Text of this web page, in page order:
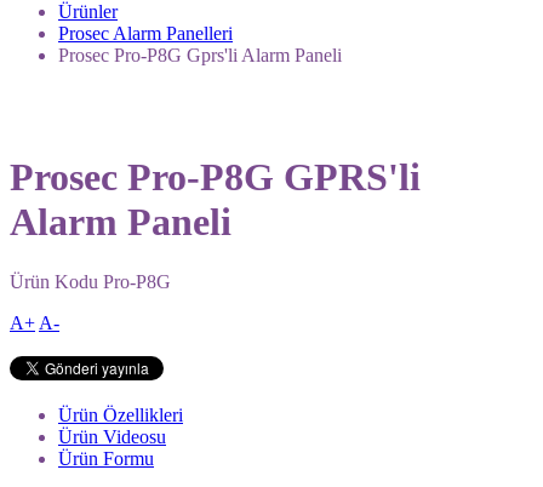
Ürünler
Prosec Alarm Panelleri
Prosec Pro-P8G Gprs'li Alarm Paneli
Prosec Pro-P8G GPRS'li
Alarm Paneli
Ürün Kodu Pro-P8G
A+ A-
Ürün Özellikleri
Ürün Videosu
Ürün Formu